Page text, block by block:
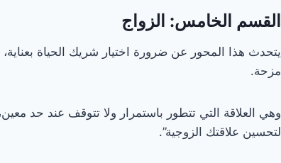
القسم الخامس: الزواج
يتحدث هذا المحور عن ضرورة اختيار شريك الحياة
مزحة.
وهي العلاقة التي تتطور باستمرار ولا تتوقف عند حد
لتحسين علاقتك الزوجية”.